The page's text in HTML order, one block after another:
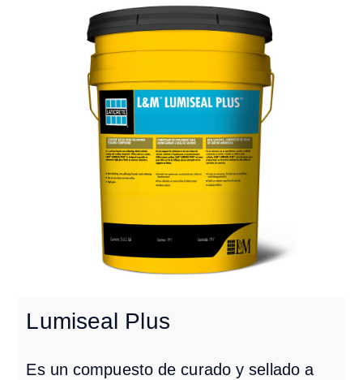
Lumiseal Plus
Es un compuesto de curado y sellado a